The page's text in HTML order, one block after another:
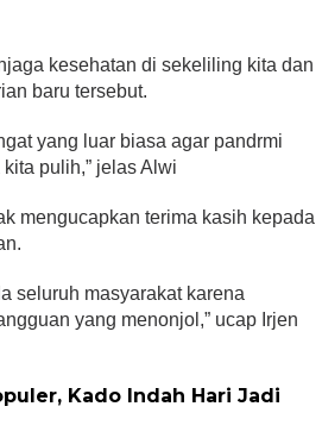
kesehatan di sekeliling kita dan
baru tersebut.
yang luar biasa agar pandrmi
pulih,” jelas Alwi
mengucapkan terima kasih kepada
seluruh masyarakat karena
yang menonjol,” ucap Irjen
Kado Indah Hari Jadi